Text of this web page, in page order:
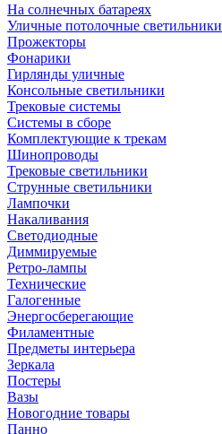
На солнечных батареях
Уличные потолочные светильники
Прожекторы
Фонарики
Гирлянды уличные
Консольные светильники
Трековые системы
Системы в сборе
Комплектующие к трекам
Шинопроводы
Трековые светильники
Струнные светильники
Лампочки
Накаливания
Светодиодные
Диммируемые
Ретро-лампы
Технические
Галогенные
Энергосберегающие
Филаментные
Предметы интерьера
Зеркала
Постеры
Вазы
Новогодние товары
Панно